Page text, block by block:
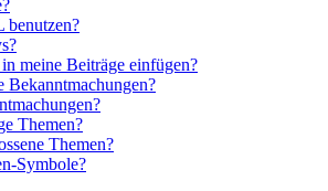
meine Beiträge einfügen?
Bekanntmachungen?
Themen?
Themen?
Symbole?